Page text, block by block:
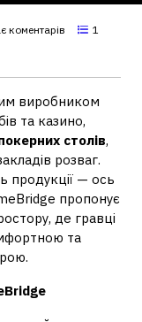
коментарів
1
виробником
та казино,
столів,
розваг.
продукції — ось
пропонує
де гравці
та